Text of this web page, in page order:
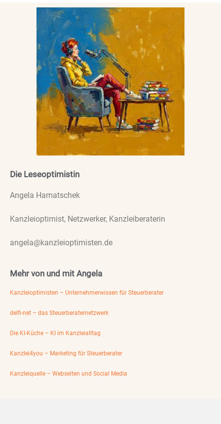
Die Leseoptimistin
Angela Hamatschek
Kanzleioptimist, Netzwerker, Kanzleiberaterin
angela@kanzleioptimisten.de
Mehr von und mit Angela
Kanzleioptimisten – Unternehmerwissen für Steuerberater
delfi-net – das Steuerberaternetzwerk
Die KI-Küche – KI im Kanzleialltag
Kanzlei4you – Marketing für Steuerberater
Kanzleiquelle – Webseiten und Social Media